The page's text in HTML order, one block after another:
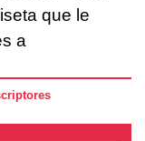
que le
a